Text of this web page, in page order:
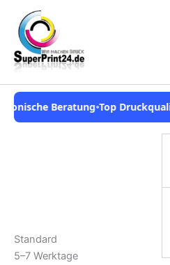
Inhalt
springen
•Top Druckqualität seit 25
Standard
5–7 Werktage